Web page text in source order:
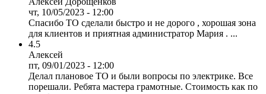
чт, 10/05/2023 - 12:00
Спасибо ТО сделали быстро и не дорого , хорошая зона
для клиентов и приятная администратор Мария . ...
4.5
Алексей
пт, 09/01/2023 - 12:00
Делал плановое ТО и были вопросы по электрике. Все
порешали. Ребята мастера грамотные. Стоимость как по